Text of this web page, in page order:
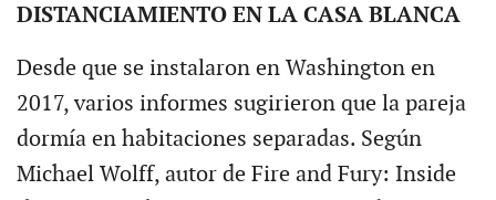
DISTANCIAMIENTO EN LA CASA BLANCA
Desde que se instalaron en Washington en
2017, varios informes sugirieron que la pareja
dormía en habitaciones separadas. Según
Michael Wolff, autor de Fire and Fury: Inside